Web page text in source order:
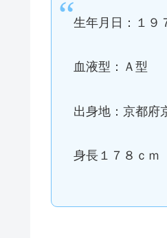
生年月日：１９
血液型：Ａ型
出身地：京都府
身長１７８ｃｍ